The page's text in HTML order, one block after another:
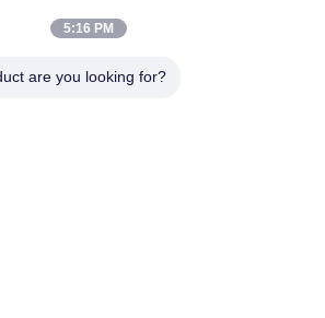
5:16 PM
are you looking for?